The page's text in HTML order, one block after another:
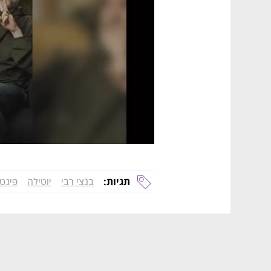
תגיות: בנצי רבי יוטילה